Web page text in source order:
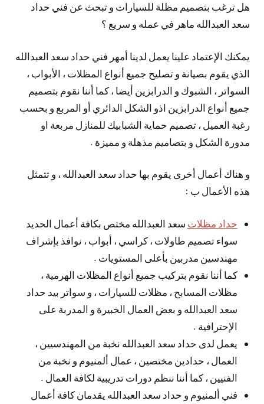
هل ترغب بتصميم مظلة للسيارات و تبحث عن فني حداد
سعد العبدالله ماهر في عمله و سريع ؟
يمكنك الإعتماد علينا يعمل لدينا أمهر فني حداد سعد العبدالله
الذي يقوم بصيانة و تصليح جميع أنواع المظلات ، الأبواب ،
السواتر ، الشبوك و الدرابزين أيضا ، كما أننا نقوم بتصميم
جميع أنواع الدرابزين اذو الشكل الدائري أو المربع و بحسب
رغبة العميل ، تصميم حماية الشبابيك للمنازل مربعة او
مدورة الشكل و بتصاميم مذهلة و مميزة .
و هناك أعمال أخرى يقوم بها حداد سعد العبدالله ، و تتمثل
هذه الأعمال ب :
حداد مظلات سعد العبدالله مختص بكافة أعمال الحديد
سواء تصميم طاولات ، كراسي ، أبواب ، نوافذ بإشراف
مهندسين مدربين بأعلى المستويات .
كما أننا نقوم بتركيب جميع أنواع المظلات الهرمية ،
مظلات المسابح ، مظلات للسيارات ، و سواتر بيد حداد
سعد العبدالله و بعض العمال الخبيرة و المدربة على
الإحترافية .
يعمل لدى حداد سعد العبدالله نخبة من المهندسيين ،
العمال ، حدادين مختصين ، عمال ألمنيوم و نخبة من
الفنيين ، كما أننا ننظم دورات تدريبية لكافة العمال .
فني ألمنيوم و حداد سعد العبدالله يقدمان كافة أعمال